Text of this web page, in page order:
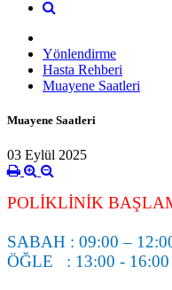
Yönlendirme
Hasta Rehberi
Muayene Saatleri
Muayene Saatleri
03 Eylül 2025
POLİKLİNİK
SABAH : 09:00 –
ÖĞLE : 13:00 - 16:00